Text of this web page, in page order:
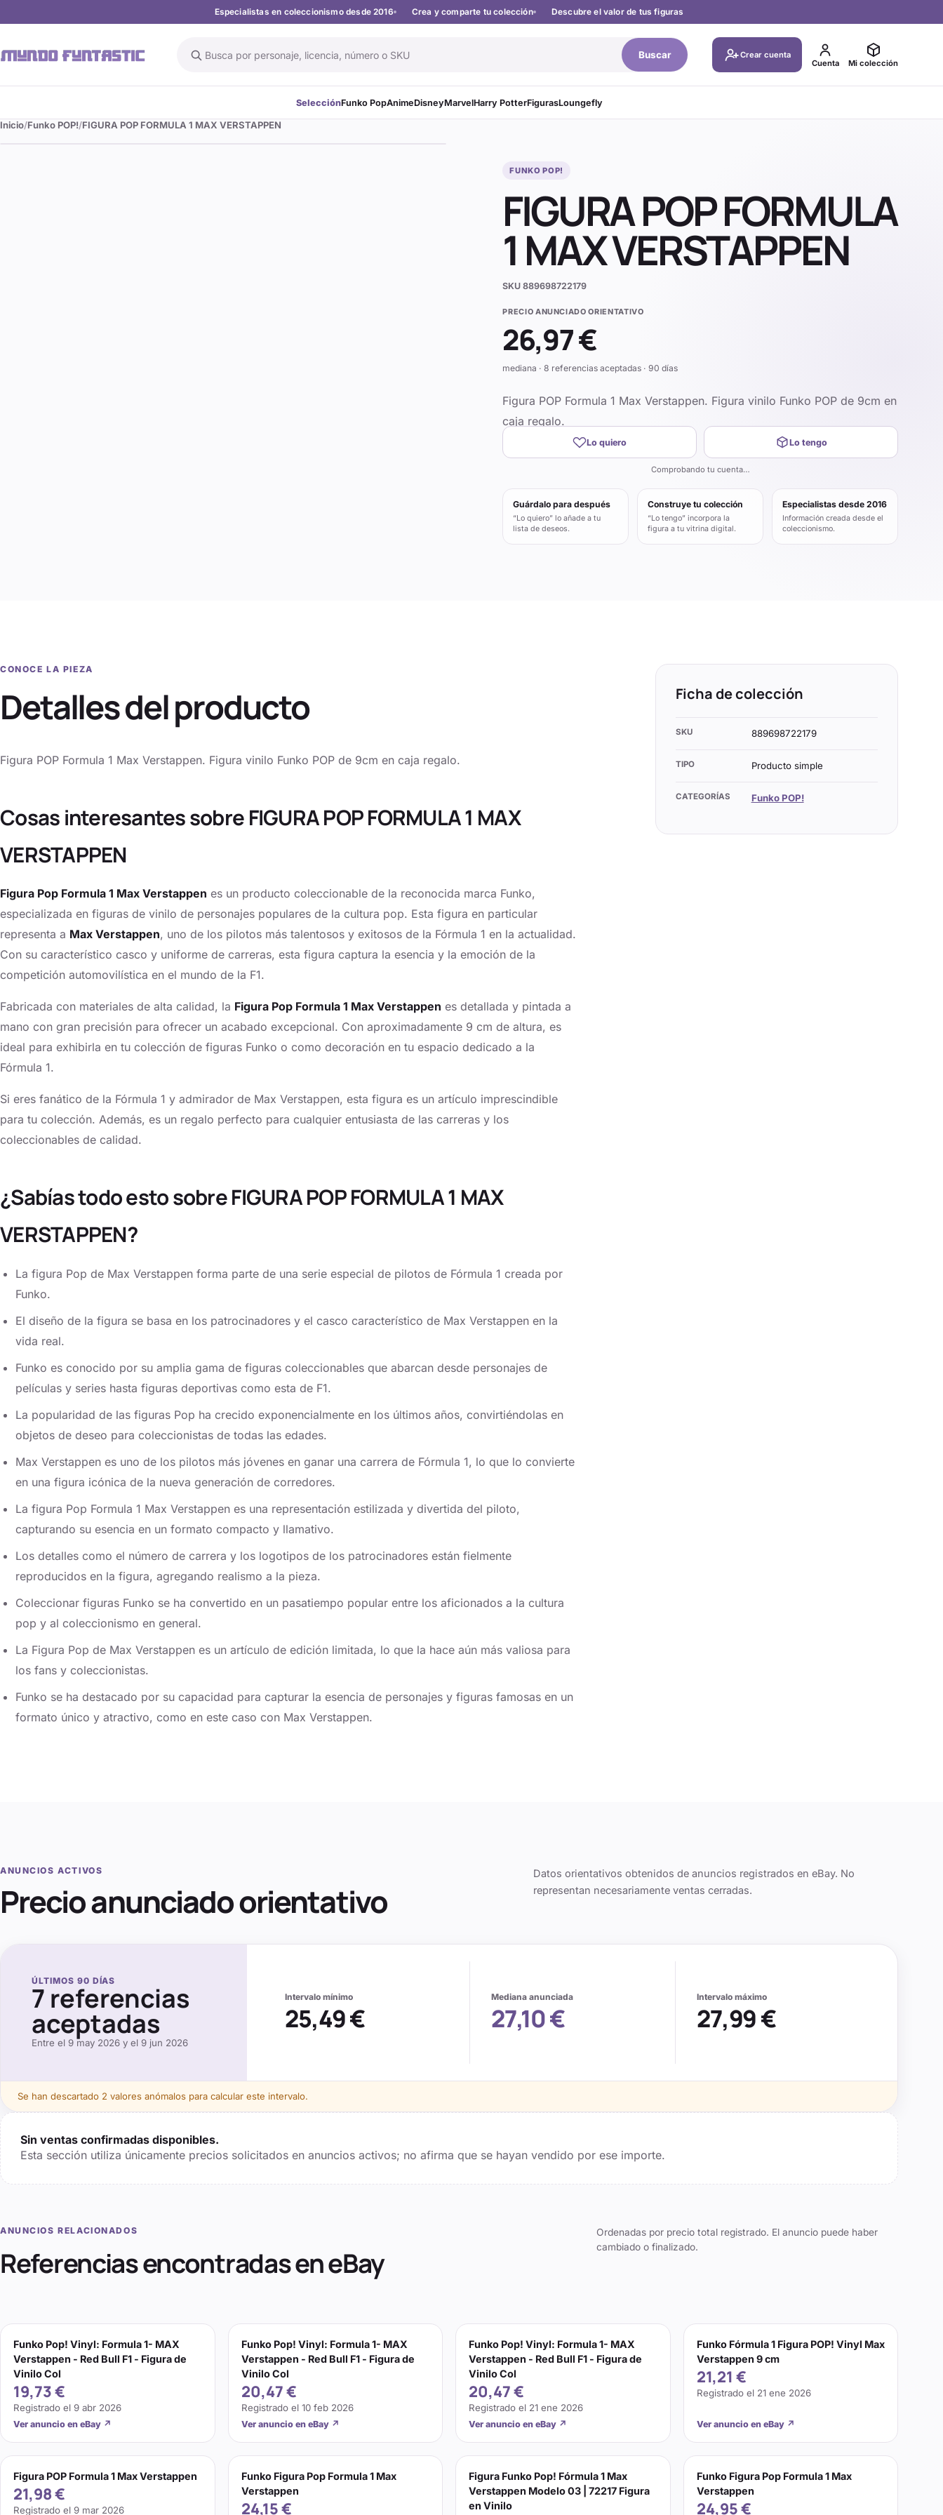
Especialistas en coleccionismo desde 2016 Crea y comparte tu colección Descubre el valor de tus figuras
Buscar en el catálogo Buscar
Crear cuenta
Cuenta
Mi colección
SelecciónFunko PopAnimeDisneyMarvelHarry PotterFigurasLoungefly
Inicio Funko POP! FIGURA POP FORMULA 1 MAX VERSTAPPEN
FUNKO POP!
FIGURA POP FORMULA
1 MAX VERSTAPPEN
SKU889698722179
PRECIO ANUNCIADO ORIENTATIVO
26,97 €
mediana · 8 referencias aceptadas · 90 días
Figura POP Formula 1 Max Verstappen. Figura vinilo Funko POP de 9cm en
caja regalo.
Lo quiero Lo tengo
Comprobando tu cuenta…
Guárdalo para después
“Lo quiero” lo añade a tu
lista de deseos.
Construye tu colección
“Lo tengo” incorpora la
figura a tu vitrina digital.
Especialistas desde 2016
Información creada desde el
coleccionismo.
CONOCE LA PIEZA
Detalles del producto
Figura POP Formula 1 Max Verstappen. Figura vinilo Funko POP de 9cm en caja regalo.
Cosas interesantes sobre FIGURA POP FORMULA 1 MAX
VERSTAPPEN
Figura Pop Formula 1 Max Verstappen es un producto coleccionable de la reconocida marca Funko,
especializada en figuras de vinilo de personajes populares de la cultura pop. Esta figura en particular
representa a Max Verstappen, uno de los pilotos más talentosos y exitosos de la Fórmula 1 en la actualidad.
Con su característico casco y uniforme de carreras, esta figura captura la esencia y la emoción de la
competición automovilística en el mundo de la F1.
Fabricada con materiales de alta calidad, la Figura Pop Formula 1 Max Verstappen es detallada y pintada a
mano con gran precisión para ofrecer un acabado excepcional. Con aproximadamente 9 cm de altura, es
ideal para exhibirla en tu colección de figuras Funko o como decoración en tu espacio dedicado a la
Fórmula 1.
Si eres fanático de la Fórmula 1 y admirador de Max Verstappen, esta figura es un artículo imprescindible
para tu colección. Además, es un regalo perfecto para cualquier entusiasta de las carreras y los
coleccionables de calidad.
¿Sabías todo esto sobre FIGURA POP FORMULA 1 MAX
VERSTAPPEN?
La figura Pop de Max Verstappen forma parte de una serie especial de pilotos de Fórmula 1 creada por
Funko.
El diseño de la figura se basa en los patrocinadores y el casco característico de Max Verstappen en la
vida real.
Funko es conocido por su amplia gama de figuras coleccionables que abarcan desde personajes de
películas y series hasta figuras deportivas como esta de F1.
La popularidad de las figuras Pop ha crecido exponencialmente en los últimos años, convirtiéndolas en
objetos de deseo para coleccionistas de todas las edades.
Max Verstappen es uno de los pilotos más jóvenes en ganar una carrera de Fórmula 1, lo que lo convierte
en una figura icónica de la nueva generación de corredores.
La figura Pop Formula 1 Max Verstappen es una representación estilizada y divertida del piloto,
capturando su esencia en un formato compacto y llamativo.
Los detalles como el número de carrera y los logotipos de los patrocinadores están fielmente
reproducidos en la figura, agregando realismo a la pieza.
Coleccionar figuras Funko se ha convertido en un pasatiempo popular entre los aficionados a la cultura
pop y al coleccionismo en general.
La Figura Pop de Max Verstappen es un artículo de edición limitada, lo que la hace aún más valiosa para
los fans y coleccionistas.
Funko se ha destacado por su capacidad para capturar la esencia de personajes y figuras famosas en un
formato único y atractivo, como en este caso con Max Verstappen.
Ficha de colección
SKU 889698722179
TIPO Producto simple
CATEGORÍAS Funko POP!
ANUNCIOS ACTIVOS
Precio anunciado orientativo
Datos orientativos obtenidos de anuncios registrados en eBay. No
representan necesariamente ventas cerradas.
ÚLTIMOS 90 DÍAS
7 referencias
aceptadas
Entre el 9 may 2026 y el 9 jun 2026
Intervalo mínimo
25,49 €
Mediana anunciada
27,10 €
Intervalo máximo
27,99 €
Se han descartado 2 valores anómalos para calcular este intervalo.
Sin ventas confirmadas disponibles.
Esta sección utiliza únicamente precios solicitados en anuncios activos; no afirma que se hayan vendido por ese importe.
ANUNCIOS RELACIONADOS
Referencias encontradas en eBay
Ordenadas por precio total registrado. El anuncio puede haber
cambiado o finalizado.
Funko Pop! Vinyl: Formula 1- MAX
Verstappen - Red Bull F1 - Figura de
Vinilo Col
19,73 €
Registrado el 9 abr 2026
Ver anuncio en eBay ↗
Funko Pop! Vinyl: Formula 1- MAX
Verstappen - Red Bull F1 - Figura de
Vinilo Col
20,47 €
Registrado el 10 feb 2026
Ver anuncio en eBay ↗
Funko Pop! Vinyl: Formula 1- MAX
Verstappen - Red Bull F1 - Figura de
Vinilo Col
20,47 €
Registrado el 21 ene 2026
Ver anuncio en eBay ↗
Funko Fórmula 1 Figura POP! Vinyl Max
Verstappen 9 cm
21,21 €
Registrado el 21 ene 2026
Ver anuncio en eBay ↗
Figura POP Formula 1 Max Verstappen
21,98 €
Registrado el 9 mar 2026
Funko Figura Pop Formula 1 Max
Verstappen
24,15 €
Figura Funko Pop! Fórmula 1 Max
Verstappen Modelo 03 | 72217 Figura
en Vinilo
Funko Figura Pop Formula 1 Max
Verstappen
24,95 €